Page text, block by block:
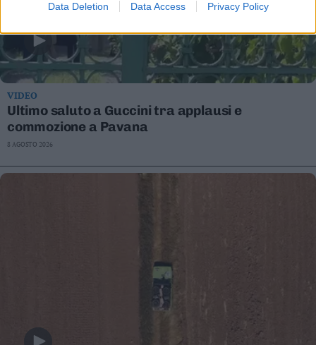
Data Deletion Data Access Privacy Policy
VIDEO
Ultimo saluto a Guccini tra applausi e
commozione a Pavana
8 AGOSTO 2026